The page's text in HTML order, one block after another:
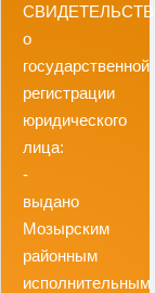
о
государственной
регистрации
юридического
лица:
-
выдано
Мозырским
районным
исполнительным